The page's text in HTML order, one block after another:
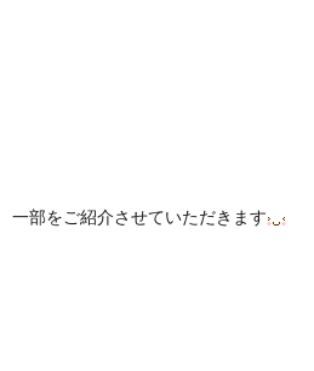
一部をご紹介させていただきます